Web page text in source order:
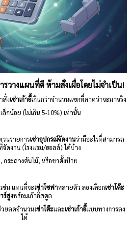
วางแผนที่ดี ห้ามสั่งเผื่อโดยไม่จำเป็น!
สั่งเช่าเก้าอี้เกินกว่าจำนวนแขกที่คาดว่าจะมาจริง
ล็กน้อย (ไม่เกิน 5-10%) เท่านั้น
นรายการเช่าอุปกรณ์จัดงานว่ามีอะไรที่สามารถ
ดงาน (โรงแรม/ฮอลล์) ได้บ้าง
กระถางต้นไม้, หรือขาตั้งป้าย
เช่น แทนที่จะเช่าโซฟาหลายตัว ลองเลือกเช่าโต๊ะ
ร์สูงพร้อมเก้าอี้สตูล
ยลดจำนวนเช่าโต๊ะและเช่าเก้าอี้แบบทางการลง
ได้